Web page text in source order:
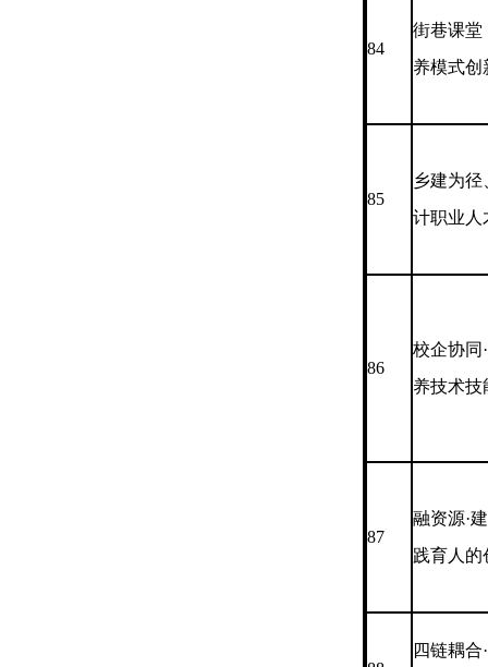
84
街巷课堂
养模式
85
乡建为
计职业
86
校企协同
养技术
87
融资源·
践育人
四链耦合